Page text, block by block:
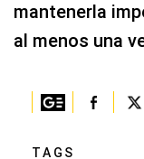
mantenerla
al menos una
TAGS